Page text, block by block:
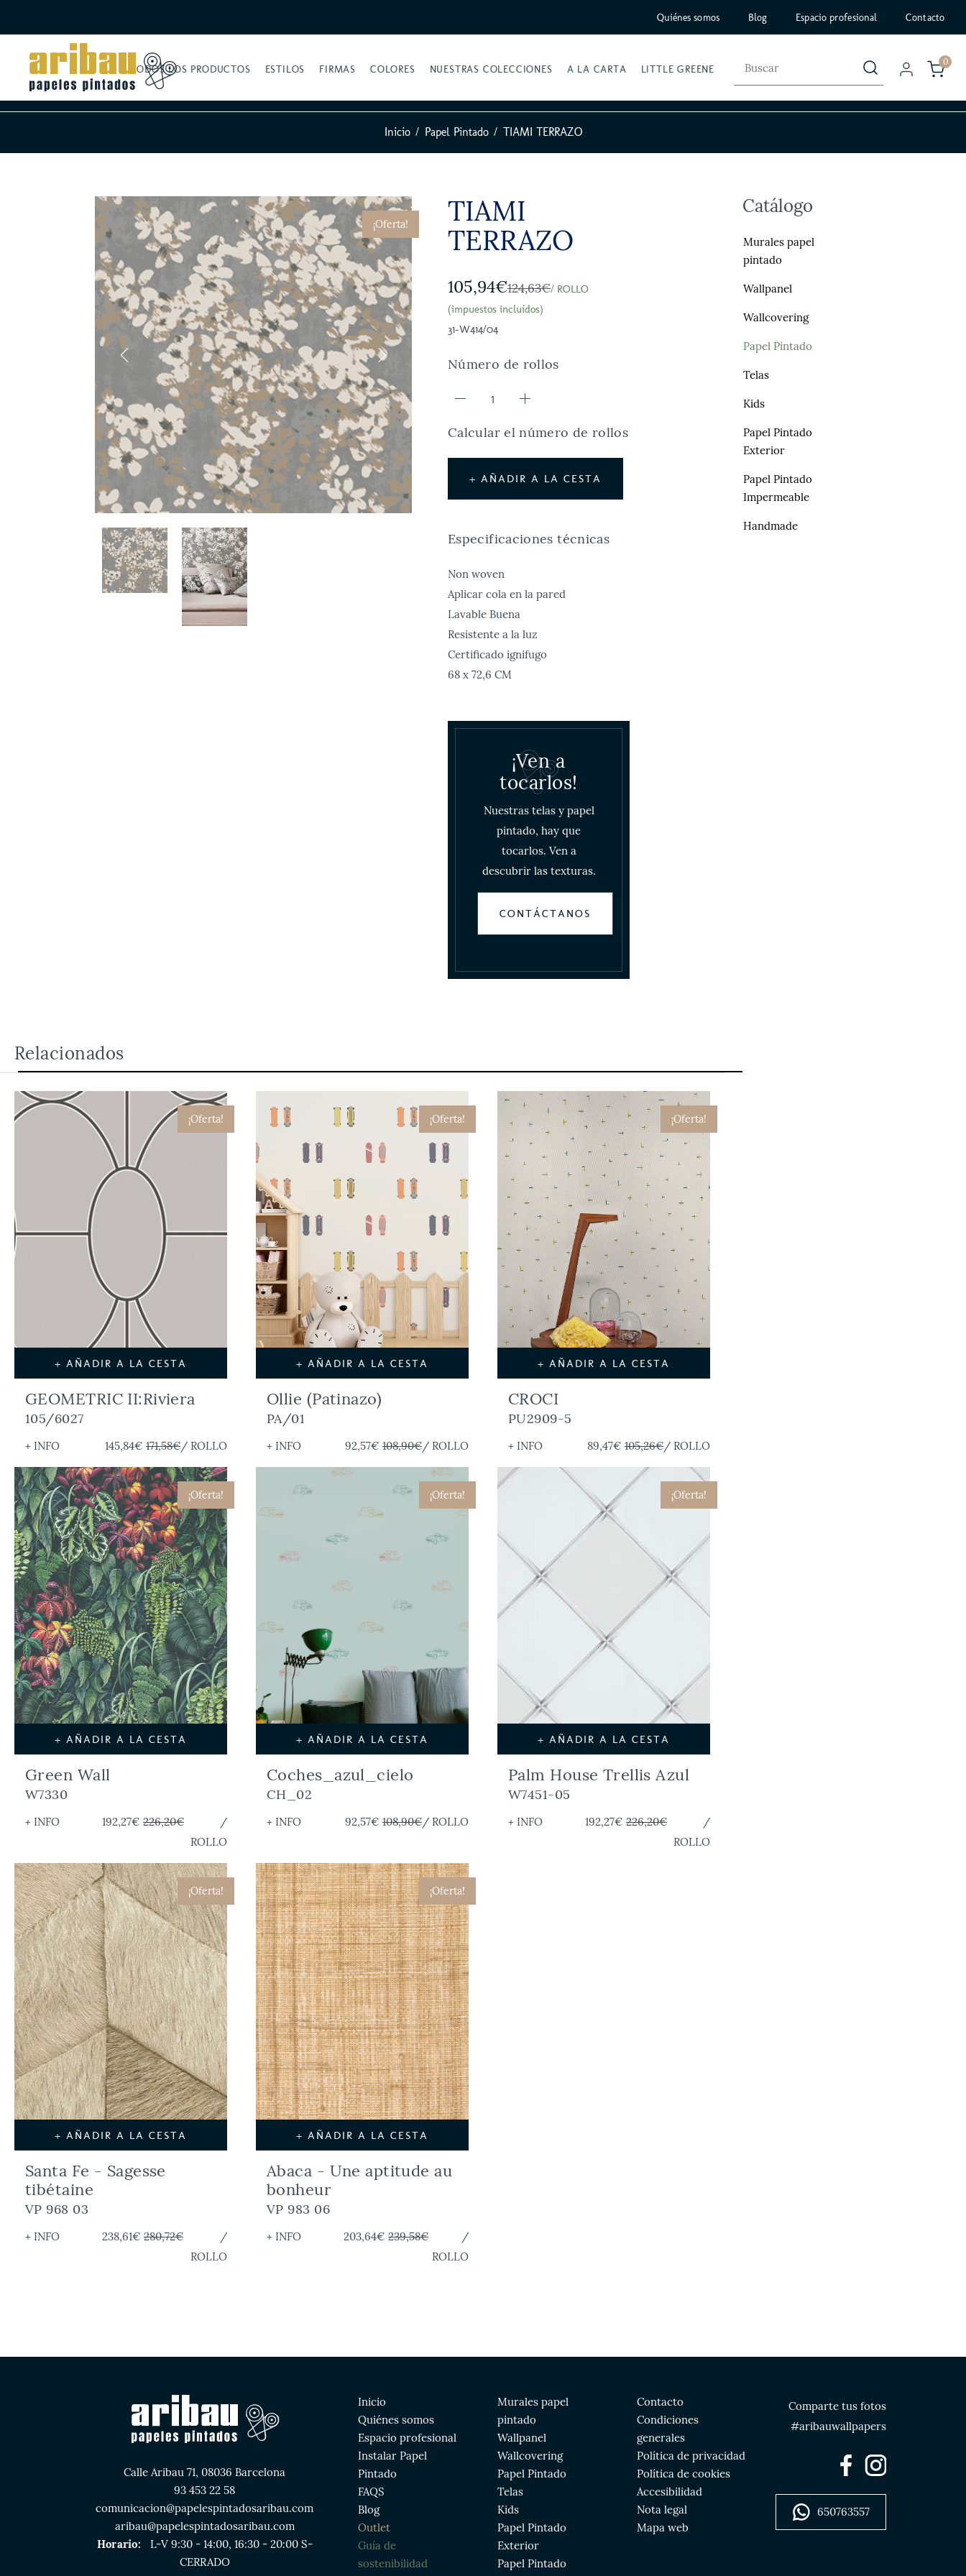
0
TODOS LOS PRODUCTOS ESTILOS FIRMAS COLORES NUESTRAS COLECCIONES A LA CARTA LITTLE GREENE
Quiénes somos Blog Espacio profesional Contacto
Inicio Papel Pintado TIAMI TERRAZO
¡Oferta!
TIAMI
TERRAZO
105,94€124,63€/ ROLLO
(impuestos incluídos)
31-W414/04
Número de rollos
Calcular el número de rollos
+ AÑADIR A LA CESTA
Especificaciones técnicas
Non woven
Aplicar cola en la pared
Lavable Buena
Resistente a la luz
Certificado ignifugo
68 x 72,6 CM
¡Ven a
tocarlos!
Nuestras telas y papel
pintado, hay que
tocarlos. Ven a
descubrir las texturas.
CONTÁCTANOS
Catálogo
Murales papel
pintado
Wallpanel
Wallcovering
Papel Pintado
Telas
Kids
Papel Pintado
Exterior
Papel Pintado
Impermeable
Handmade
Relacionados
¡Oferta!
+ AÑADIR A LA CESTA
GEOMETRIC II:Riviera
105/6027
+ INFO 145,84€ 171,58€/ ROLLO
¡Oferta!
+ AÑADIR A LA CESTA
Ollie (Patinazo)
PA/01
+ INFO 92,57€ 108,90€/ ROLLO
¡Oferta!
+ AÑADIR A LA CESTA
CROCI
PU2909-5
+ INFO 89,47€ 105,26€/ ROLLO
¡Oferta!
+ AÑADIR A LA CESTA
Green Wall
W7330
+ INFO 192,27€ 226,20€
/
ROLLO
¡Oferta!
+ AÑADIR A LA CESTA
Coches_azul_cielo
CH_02
+ INFO 92,57€ 108,90€/ ROLLO
¡Oferta!
+ AÑADIR A LA CESTA
Palm House Trellis Azul
W7451-05
+ INFO 192,27€ 226,20€
/
ROLLO
¡Oferta!
+ AÑADIR A LA CESTA
Santa Fe - Sagesse
tibétaine
VP 968 03
+ INFO 238,61€ 280,72€
/
ROLLO
¡Oferta!
+ AÑADIR A LA CESTA
Abaca - Une aptitude au
bonheur
VP 983 06
+ INFO 203,64€ 239,58€
/
ROLLO
Calle Aribau 71, 08036 Barcelona
93 453 22 58
comunicacion@papelespintadosaribau.com
aribau@papelespintadosaribau.com
Horario:
L-V 9:30 - 14:00, 16:30 - 20:00 S-
CERRADO
Inicio
Quiénes somos
Espacio profesional
Instalar Papel
Pintado
FAQS
Blog
Outlet
Guía de
sostenibilidad
Murales papel
pintado
Wallpanel
Wallcovering
Papel Pintado
Telas
Kids
Papel Pintado
Exterior
Papel Pintado
Contacto
Condiciones
generales
Política de privacidad
Política de cookies
Accesibilidad
Nota legal
Mapa web
Comparte tus fotos
#aribauwallpapers
650763557